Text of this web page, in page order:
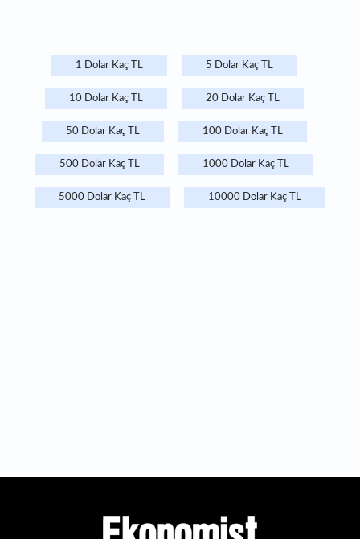
1 Dolar Kaç TL 5 Dolar Kaç TL
10 Dolar Kaç TL 20 Dolar Kaç TL
50 Dolar Kaç TL 100 Dolar Kaç TL
500 Dolar Kaç TL 1000 Dolar Kaç TL
5000 Dolar Kaç TL 10000 Dolar Kaç TL